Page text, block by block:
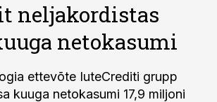
neljakordistas
netokasumi
ettevõte IuteCrediti grupp
kuuga netokasumi 17,9 miljoni